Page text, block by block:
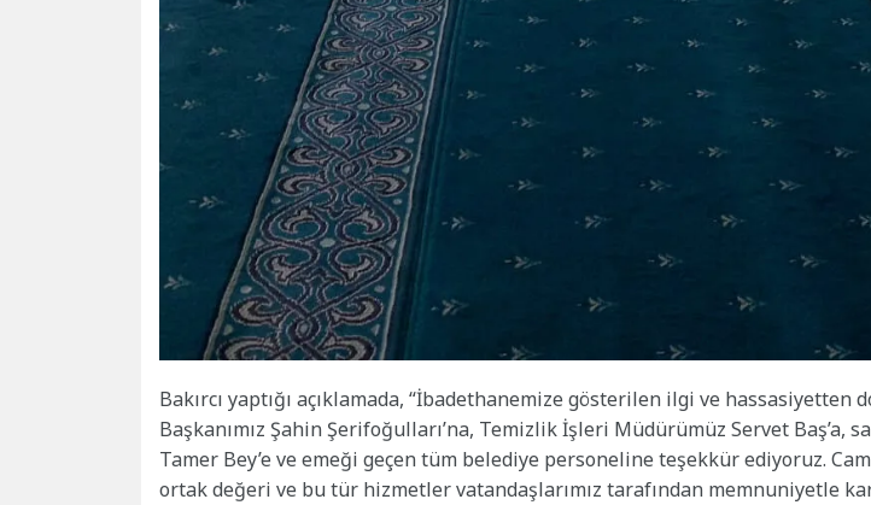
Bakırcı yaptığı açıklamada, “İbadethanemize gösterilen ilgi ve hassasiyetten
Başkanımız Şahin Şerifoğulları’na, Temizlik İşleri Müdürümüz Servet Baş’a,
Tamer Bey’e ve emeği geçen tüm belediye personeline teşekkür ediyoruz.
ortak değeri ve bu tür hizmetler vatandaşlarımız tarafından memnuniyetle